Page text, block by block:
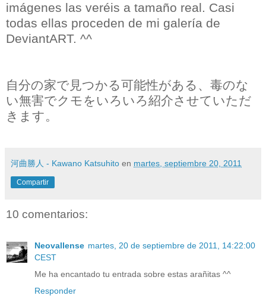
imágenes las veréis a tamaño real. Casi
todas ellas proceden de mi galería de
DeviantART. ^^
自分の家で見つかる可能性がある、毒のな
い無害でクモをいろいろ紹介させていただ
きます。
河曲勝人 - Kawano Katsuhito en martes, septiembre 20, 2011
Compartir
10 comentarios:
Neovallense martes, 20 de septiembre de 2011, 14:22:00
CEST
Me ha encantado tu entrada sobre estas arañitas ^^
Responder